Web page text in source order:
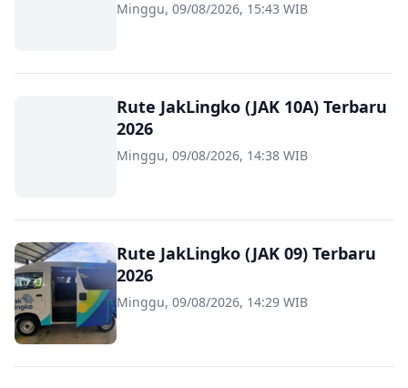
Minggu, 09/08/2026, 15:43 WIB
Rute JakLingko (JAK 10A) Terbaru
2026
Minggu, 09/08/2026, 14:38 WIB
Rute JakLingko (JAK 09) Terbaru
2026
Minggu, 09/08/2026, 14:29 WIB